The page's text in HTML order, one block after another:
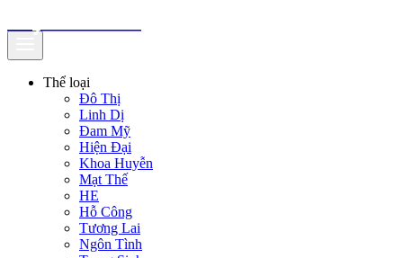
Thể loại
Đô Thị
Linh Dị
Đam Mỹ
Hiện Đại
Khoa Huyễn
Mạt Thế
HE
Hỗ Công
Tương Lai
Ngôn Tình